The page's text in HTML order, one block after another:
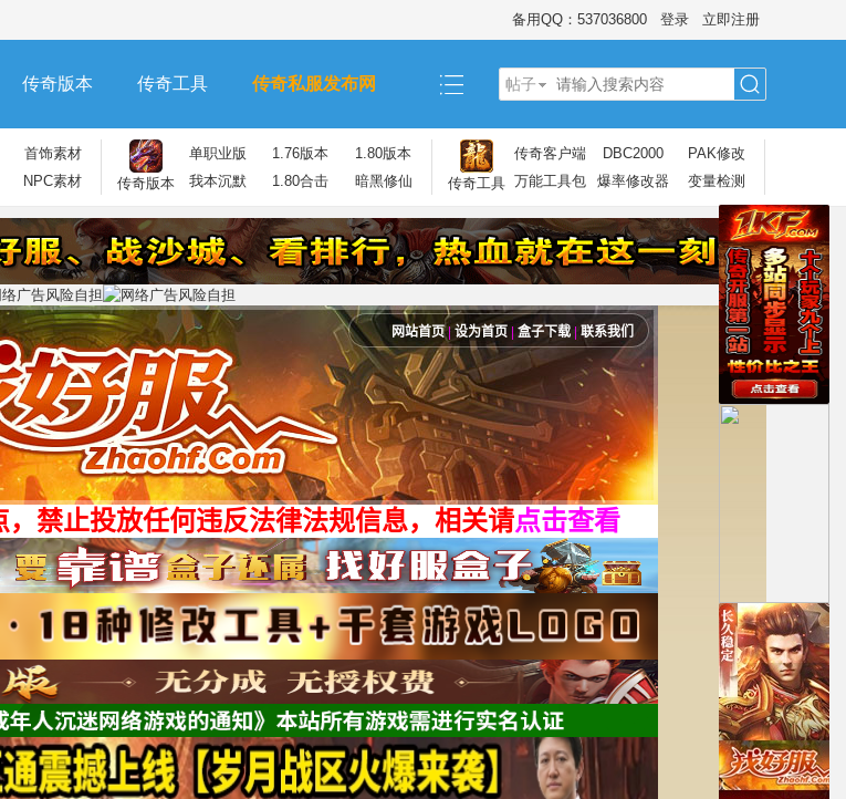
备用QQ：537036800 登录 立即注册
传奇版本 传奇工具 传奇私服发布网 帖子
索
首饰素材
NPC素材 传奇版本
单职业版 1.76版本
1.80版本
我本沉默
1.80合击 暗黑修仙 传奇工具
传奇客户端 DBC2000
PAK修改
万能工具包
爆率修改器 变量检测